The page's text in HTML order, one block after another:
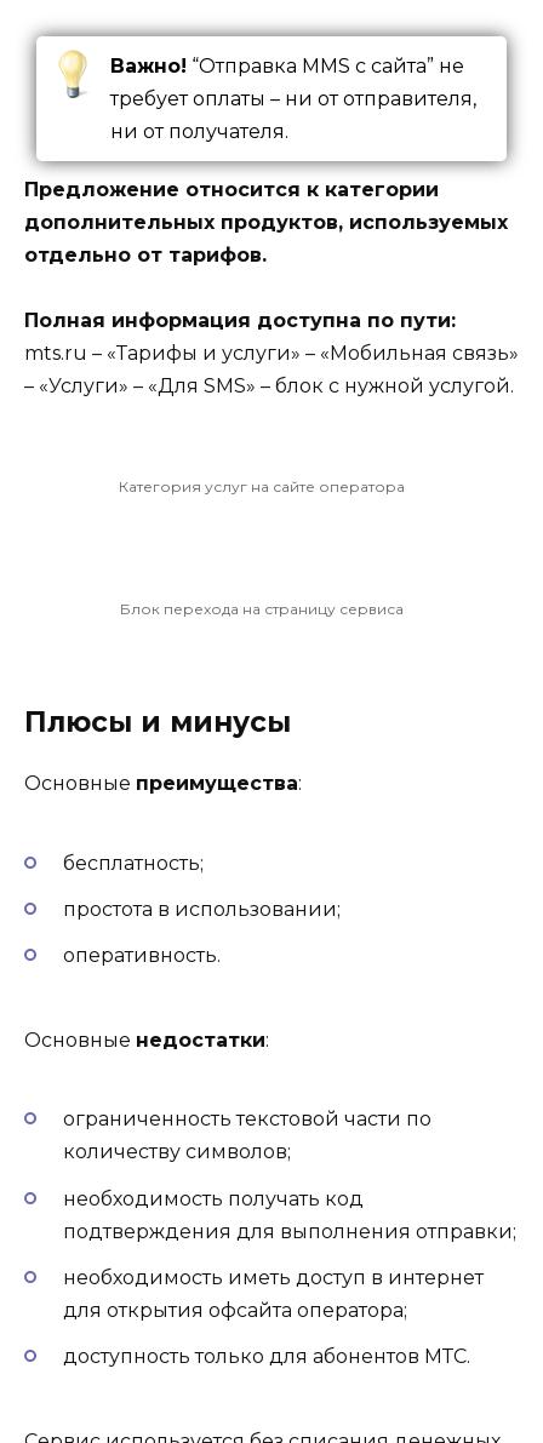
Важно! “Отправка MMS с сайта” не
требует оплаты – ни от отправителя,
ни от получателя.
Предложение относится к категории
дополнительных продуктов, используемых
отдельно от тарифов.
Полная информация доступна по пути:
mts.ru – «Тарифы и услуги» – «Мобильная связь»
– «Услуги» – «Для SMS» – блок с нужной услугой.
Категория услуг на сайте оператора
Блок перехода на страницу сервиса
Плюсы и минусы
Основные преимущества:
бесплатность;
простота в использовании;
оперативность.
Основные недостатки:
ограниченность текстовой части по
количеству символов;
необходимость получать код
подтверждения для выполнения отправки;
необходимость иметь доступ в интернет
для открытия офсайта оператора;
доступность только для абонентов МТС.